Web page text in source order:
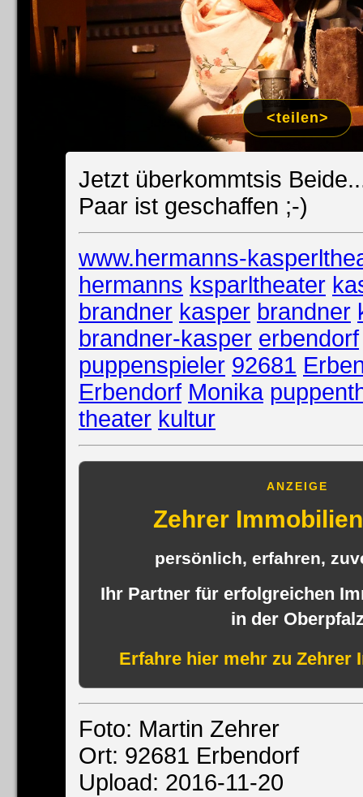
<teilen>
Jetzt überkommtsis
Paar ist geschaffen ;-)
www.hermanns-
hermanns ksparltheater
brandner kasper brandner
brandner-kasper erbendorf
puppenspieler 92681
Erbendorf Monika
theater kultur
ANZEIGE
Zehrer
persönlich, erfahren,
Ihr Partner für erfolgreichen
in der
Erfahre hier mehr zu Zehrer
Foto: Martin Zehrer
Ort: 92681 Erbendorf
Upload: 2016-11-20